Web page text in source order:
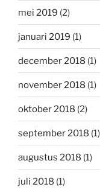
mei 2019 (2)
januari 2019 (1)
december 2018 (1)
november 2018 (1)
oktober 2018 (2)
september 2018 (1)
augustus 2018 (1)
juli 2018 (1)